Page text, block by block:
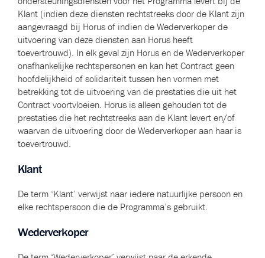
Klant (indien deze diensten rechtstreeks door de Klant zijn
aangevraagd bij Horus of indien de Wederverkoper de
uitvoering van deze diensten aan Horus heeft
toevertrouwd). In elk geval zijn Horus en de Wederverkoper
onafhankelijke rechtspersonen en kan het Contract geen
hoofdelijkheid of solidariteit tussen hen vormen met
betrekking tot de uitvoering van de prestaties die uit het
Contract voortvloeien. Horus is alleen gehouden tot de
prestaties die het rechtstreeks aan de Klant levert en/of
waarvan de uitvoering door de Wederverkoper aan haar is
toevertrouwd.
Klant
De term ‘Klant’ verwijst naar iedere natuurlijke persoon en
elke rechtspersoon die de Programma’s gebruikt.
Wederverkoper